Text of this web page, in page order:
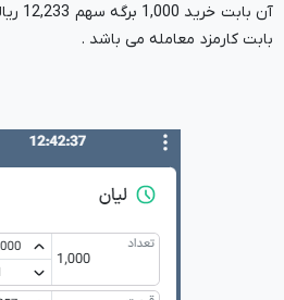
بابت کارمزد معامله می باشد .